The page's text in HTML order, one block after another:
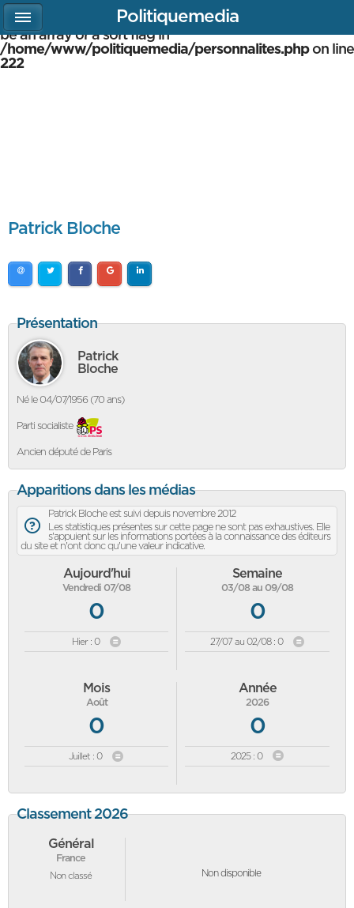
Warning
: array_multisort(): Argument #1 is expected to
be an array or a sort flag in
/home/www/politiquemedia/personnalites.phpon line
222
Patrick Bloche
Présentation
Patrick
Bloche
Né le 04/07/1956 (70 ans)
Parti socialiste
Ancien député de Paris
Apparitions dans les médias
Patrick Bloche est suivi depuis novembre 2012
Les statistiques présentes sur cette page ne sont pas exhaustives. Elle
s'appuient sur les informations portées à la connaissance des éditeurs
du site et n'ont donc qu'une valeur indicative.
Aujourd'hui
Vendredi 07/08
0
Hier : 0
Semaine
03/08 au 09/08
0
27/07 au 02/08 : 0
Mois
Août
0
Juillet : 0
Année
2026
0
2025 : 0
Classement 2026
Général
France
Non classé Non disponible
Politiquemedia